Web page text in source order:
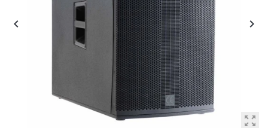
zoom_out_map
 